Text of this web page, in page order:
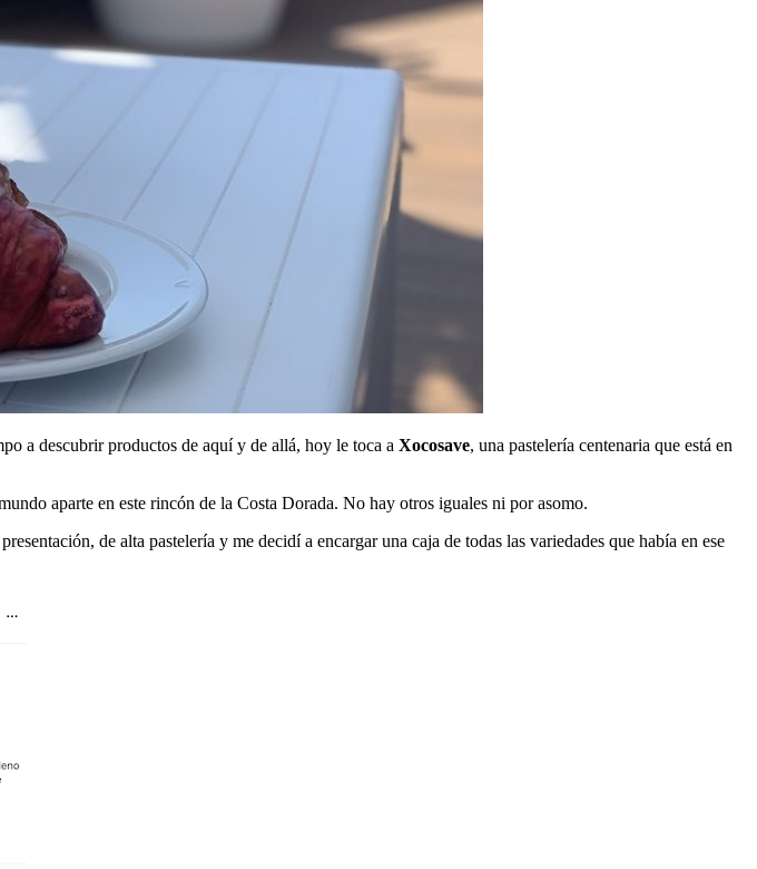
a descubrir productos de aquí y de allá, hoy le toca a Xocosave, una pastelería centenaria que está en
aparte en este rincón de la Costa Dorada. No hay otros iguales ni por asomo.
de alta pastelería y me decidí a encargar una caja de todas las variedades que había en ese